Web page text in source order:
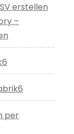
erstellen
–
per